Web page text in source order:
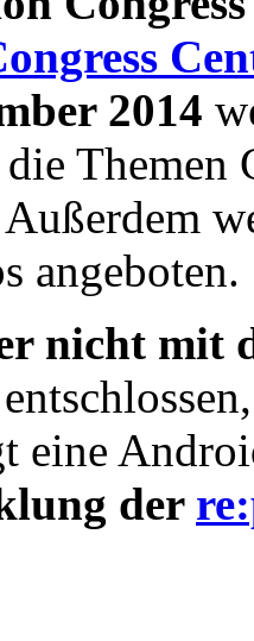
2014
Themen
angeboten.
nicht mit
eine
der